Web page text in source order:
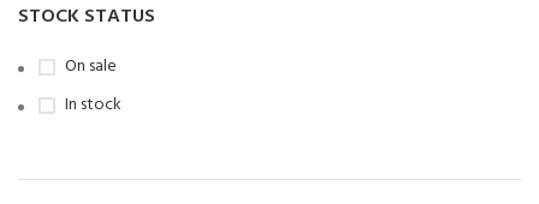
STOCK STATUS
On sale
In stock